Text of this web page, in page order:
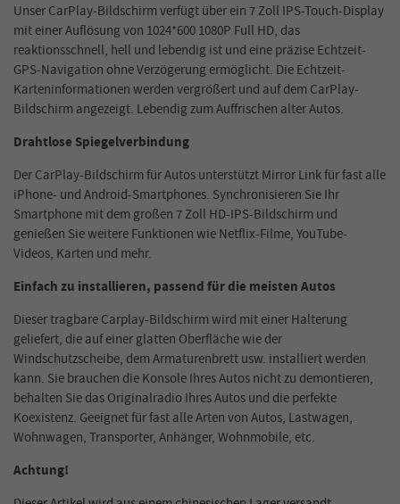
Unser CarPlay-Bildschirm verfügt über ein 7 Zoll IPS-Touch-Display
mit einer Auflösung von 1024*600 1080P Full HD, das
reaktionsschnell, hell und lebendig ist und eine präzise Echtzeit-
GPS-Navigation ohne Verzögerung ermöglicht. Die Echtzeit-
Karteninformationen werden vergrößert und auf dem CarPlay-
Bildschirm angezeigt. Lebendig zum Auffrischen alter Autos.
Drahtlose Spiegelverbindung
Der CarPlay-Bildschirm für Autos unterstützt Mirror Link für fast alle
iPhone- und Android-Smartphones. Synchronisieren Sie Ihr
Smartphone mit dem großen 7 Zoll HD-IPS-Bildschirm und
genießen Sie weitere Funktionen wie Netflix-Filme, YouTube-
Videos, Karten und mehr.
Einfach zu installieren, passend für die meisten Autos
Dieser tragbare Carplay-Bildschirm wird mit einer Halterung
geliefert, die auf einer glatten Oberfläche wie der
Windschutzscheibe, dem Armaturenbrett usw. installiert werden
kann. Sie brauchen die Konsole Ihres Autos nicht zu demontieren,
behalten Sie das Originalradio Ihres Autos und die perfekte
Koexistenz. Geeignet für fast alle Arten von Autos, Lastwagen,
Wohnwagen, Transporter, Anhänger, Wohnmobile, etc.
Achtung!